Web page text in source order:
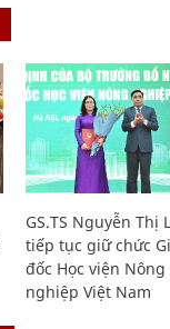
GS.TS Nguyễn Thị
tiếp tục giữ chức
đốc Học viện Nông
nghiệp Việt Nam